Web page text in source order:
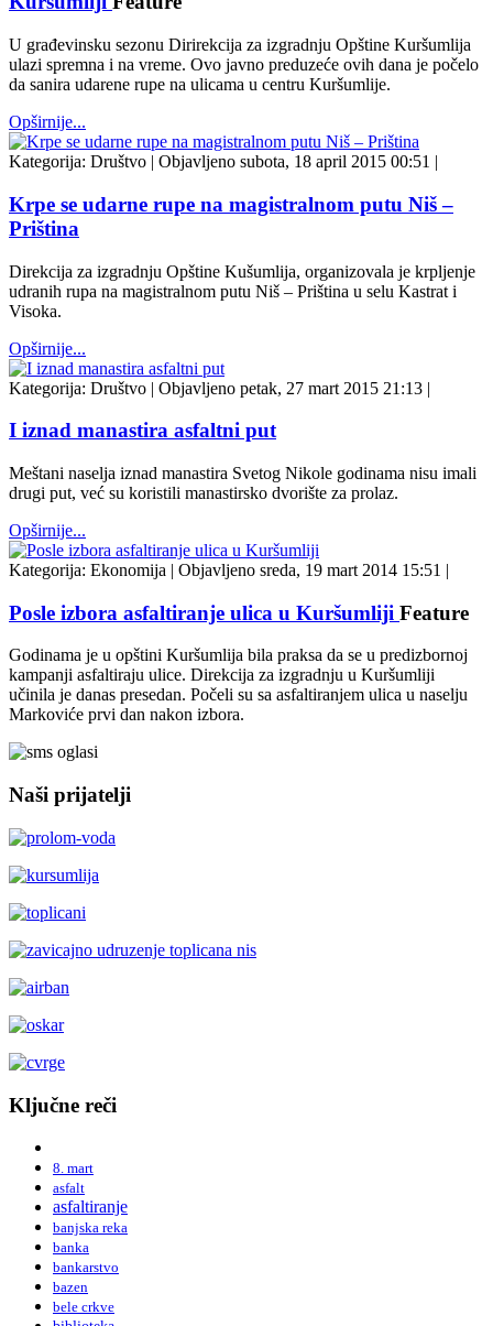
U građevinsku sezonu Dirirekcija za izgradnju Opštine Kuršumlija
ulazi spremna i na vreme. Ovo javno preduzeće ovih dana je počelo
da sanira udarene rupe na ulicama u centru Kuršumlije.
Opširnije...
Kategorija: Društvo | Objavljeno subota, 18 april 2015 00:51 |
Krpe se udarne rupe na magistralnom putu Niš –
Priština
Direkcija za izgradnju Opštine Kušumlija, organizovala je krpljenje
udranih rupa na magistralnom putu Niš – Priština u selu Kastrat i
Visoka.
Opširnije...
Kategorija: Društvo | Objavljeno petak, 27 mart 2015 21:13 |
I iznad manastira asfaltni put
Meštani naselja iznad manastira Svetog Nikole godinama nisu imali
drugi put, već su koristili manastirsko dvorište za prolaz.
Opširnije...
Kategorija: Ekonomija | Objavljeno sreda, 19 mart 2014 15:51 |
Posle izbora asfaltiranje ulica u Kuršumliji Feature
Godinama je u opštini Kuršumlija bila praksa da se u predizbornoj
kampanji asfaltiraju ulice. Direkcija za izgradnju u Kuršumliji
učinila je danas presedan. Počeli su sa asfaltiranjem ulica u naselju
Markoviće prvi dan nakon izbora.
Naši prijatelji
Ključne reči
8. mart
asfalt
asfaltiranje
banjska reka
banka
bankarstvo
bazen
bele crkve